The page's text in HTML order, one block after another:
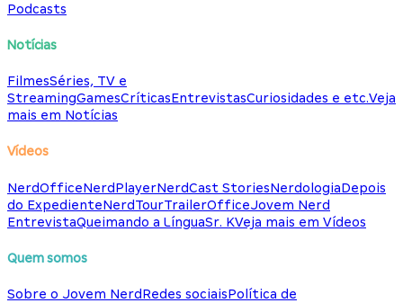
Podcasts
Notícias
FilmesSéries, TV e
StreamingGamesCríticasEntrevistasCuriosidades e etc.Veja
mais em Notícias
Vídeos
NerdOfficeNerdPlayerNerdCast StoriesNerdologiaDepois
do ExpedienteNerdTourTrailerOfficeJovem Nerd
EntrevistaQueimando a LínguaSr. KVeja mais em Vídeos
Quem somos
Sobre o Jovem NerdRedes sociaisPolítica de